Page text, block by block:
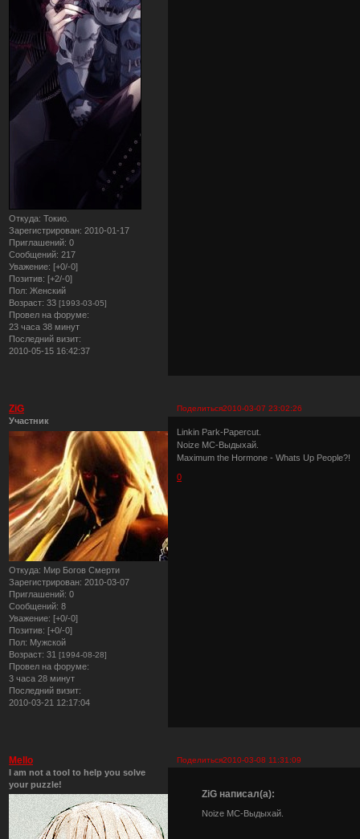
Откуда: Токио.
Зарегистрирован: 2010-01-17
Приглашений: 0
Сообщений: 217
Уважение: [+0/-0]
Позитив: [+2/-0]
Пол: Женский
Возраст: 33 [1993-03-05]
Провел на форуме:
23 часа 38 минут
Последний визит:
2010-05-15 16:42:37
Поделиться2010-03-07 23:02:26
ZiG
Участник
Откуда: Мир Богов Смерти
Зарегистрирован: 2010-03-07
Приглашений: 0
Сообщений: 8
Уважение: [+0/-0]
Позитив: [+0/-0]
Пол: Мужской
Возраст: 31 [1994-08-28]
Провел на форуме:
3 часа 28 минут
Последний визит:
2010-03-21 12:17:04
Linkin Park-Papercut.
Noize MC-Выдыхай.
Maximum the Hormone - Whats Up People?!
0
Поделиться2010-03-08 11:31:09
Mello
I am not a tool to help you solve
your puzzle!
ZiG написал(а):
Noize MC-Выдыхай.